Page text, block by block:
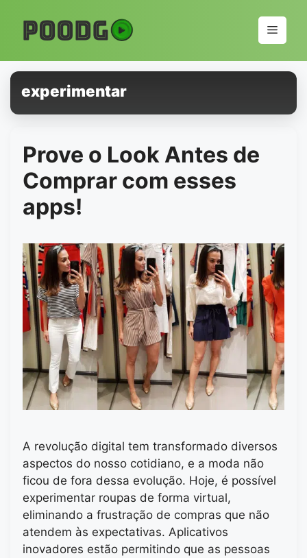
para
conteúdo
Menu
experimentar
Prove o Look Antes de
Comprar com esses
apps!
A revolução digital tem transformado diversos
aspectos do nosso cotidiano, e a moda não
ficou de fora dessa evolução. Hoje, é possível
experimentar roupas de forma virtual,
eliminando a frustração de compras que não
atendem às expectativas. Aplicativos
inovadores estão permitindo que as pessoas